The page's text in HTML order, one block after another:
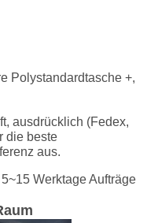
Polystandardtasche +,
ausdrücklich (Fedex,
die beste
aus.
Werktage Aufträge